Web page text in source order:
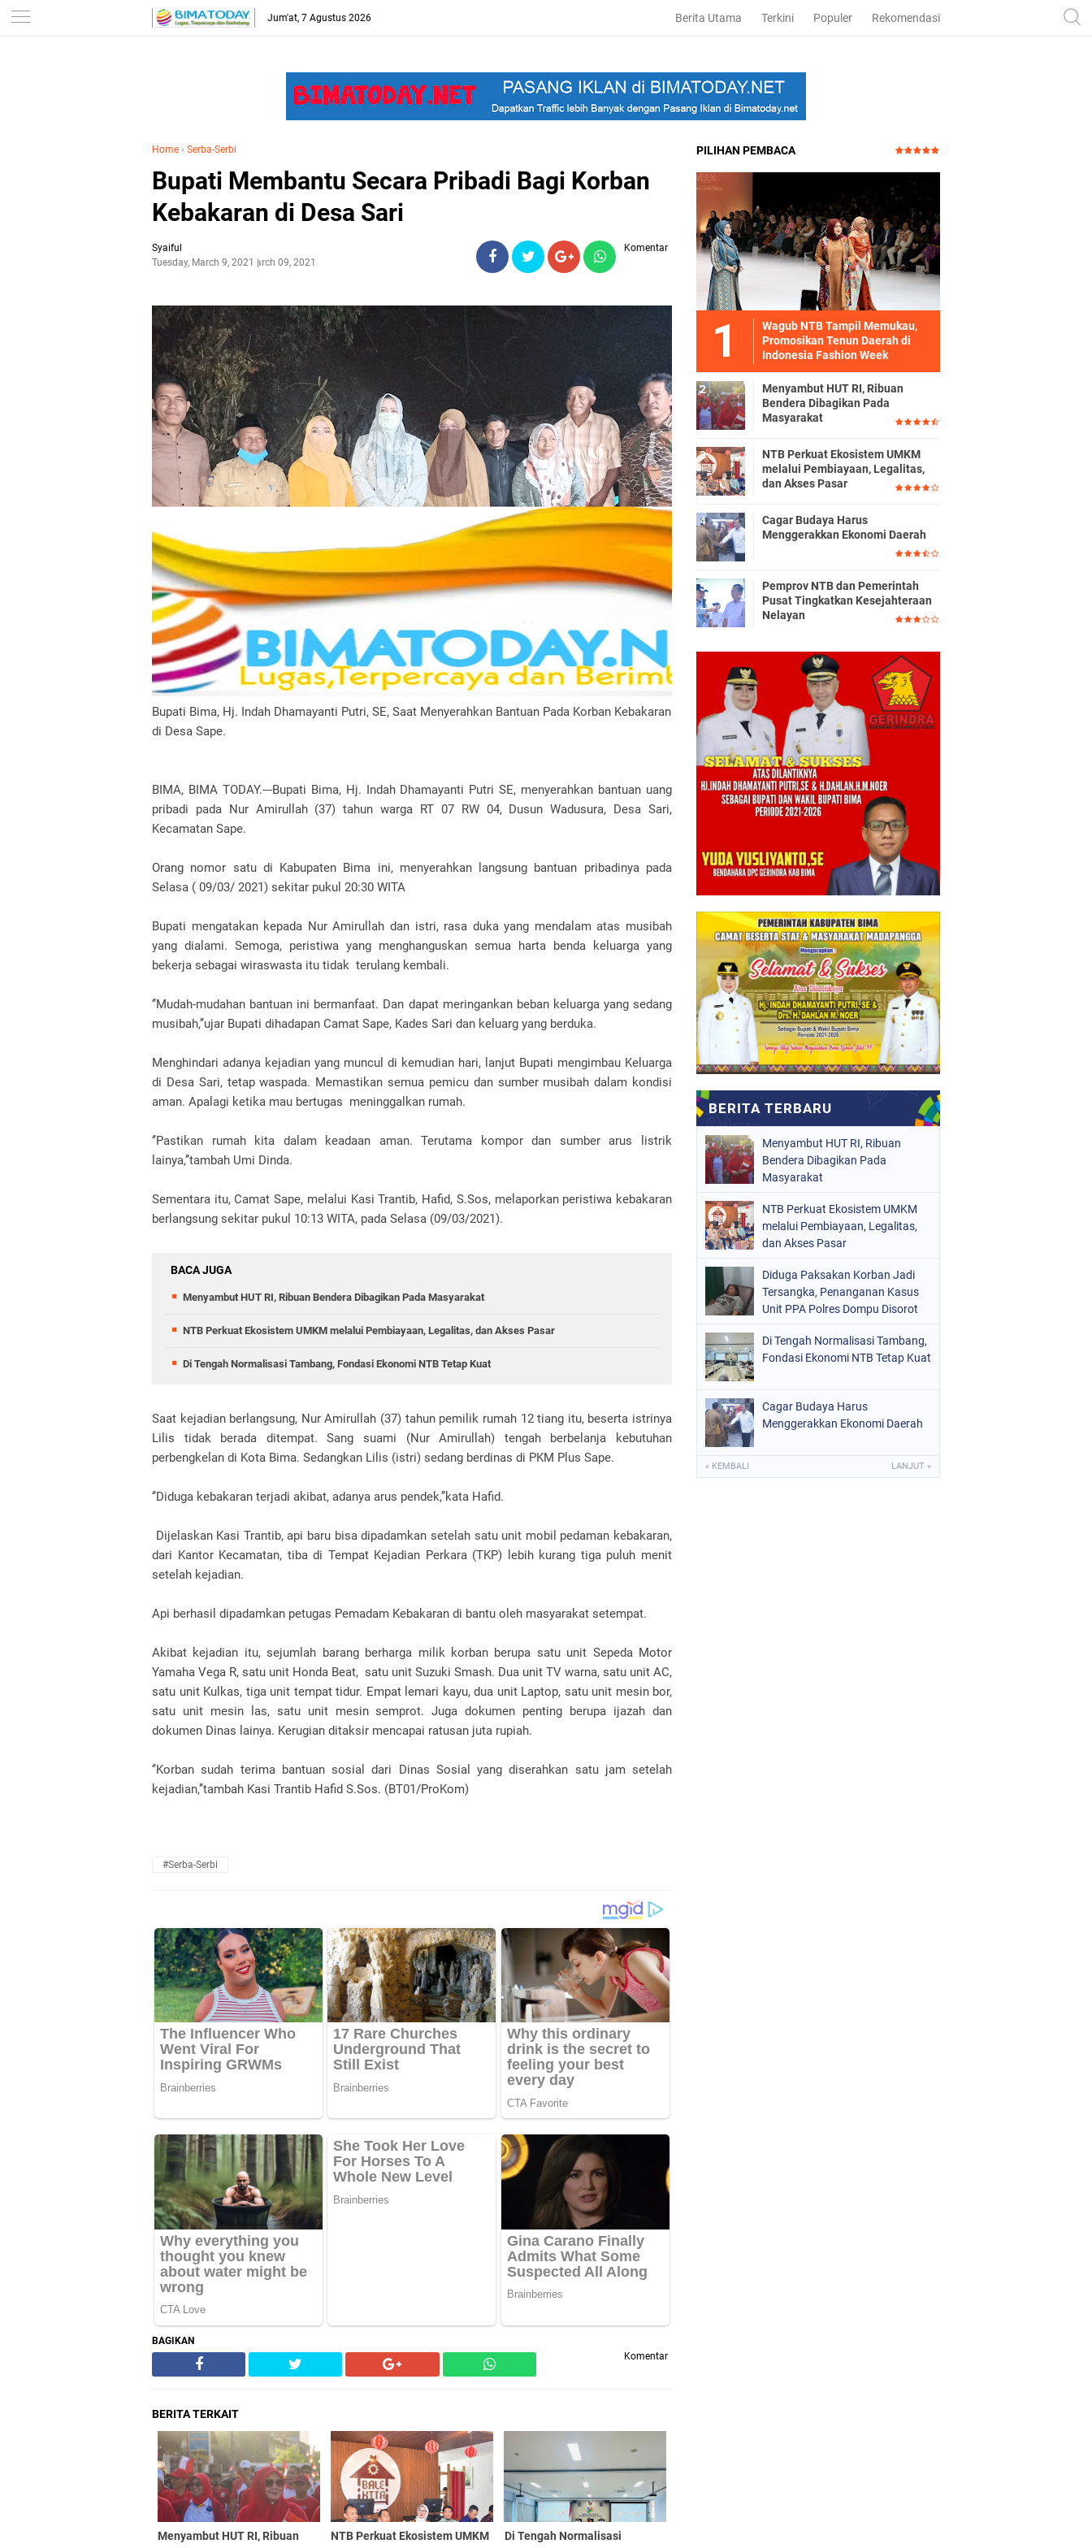
-->
Jum'at, 7 Agustus 2026 Berita Utama Terkini Populer Rekomendasi
Home › Serba-Serbi
Bupati Membantu Secara Pribadi Bagi Korban
Kebakaran di Desa Sari
Syaiful
Tuesday, March 9, 2021March 09, 2021
Komentar
Bupati Bima, Hj. Indah Dhamayanti Putri, SE, Saat Menyerahkan Bantuan Pada Korban Kebakaran
di Desa Sape.
BIMA, BIMA TODAY.---Bupati Bima, Hj. Indah Dhamayanti Putri SE, menyerahkan bantuan uang
pribadi pada Nur Amirullah (37) tahun warga RT 07 RW 04, Dusun Wadusura, Desa Sari,
Kecamatan Sape.
Orang nomor satu di Kabupaten Bima ini, menyerahkan langsung bantuan pribadinya pada
Selasa ( 09/03/ 2021) sekitar pukul 20:30 WITA
Bupati mengatakan kepada Nur Amirullah dan istri, rasa duka yang mendalam atas musibah
yang dialami. Semoga, peristiwa yang menghanguskan semua harta benda keluarga yang
bekerja sebagai wiraswasta itu tidak terulang kembali.
‘’Mudah-mudahan bantuan ini bermanfaat. Dan dapat meringankan beban keluarga yang sedang
musibah,’’ujar Bupati dihadapan Camat Sape, Kades Sari dan keluarg yang berduka.
Menghindari adanya kejadian yang muncul di kemudian hari, lanjut Bupati mengimbau Keluarga
di Desa Sari, tetap waspada. Memastikan semua pemicu dan sumber musibah dalam kondisi
aman. Apalagi ketika mau bertugas meninggalkan rumah.
‘’Pastikan rumah kita dalam keadaan aman. Terutama kompor dan sumber arus listrik
lainya,’’tambah Umi Dinda.
Sementara itu, Camat Sape, melalui Kasi Trantib, Hafid, S.Sos, melaporkan peristiwa kebakaran
berlangsung sekitar pukul 10:13 WITA, pada Selasa (09/03/2021).
BACA JUGA
Menyambut HUT RI, Ribuan Bendera Dibagikan Pada Masyarakat
NTB Perkuat Ekosistem UMKM melalui Pembiayaan, Legalitas, dan Akses Pasar
Di Tengah Normalisasi Tambang, Fondasi Ekonomi NTB Tetap Kuat
Saat kejadian berlangsung, Nur Amirullah (37) tahun pemilik rumah 12 tiang itu, beserta istrinya
Lilis tidak berada ditempat. Sang suami (Nur Amirullah) tengah berbelanja kebutuhan
perbengkelan di Kota Bima. Sedangkan Lilis (istri) sedang berdinas di PKM Plus Sape.
‘’Diduga kebakaran terjadi akibat, adanya arus pendek,’’kata Hafid.
Dijelaskan Kasi Trantib, api baru bisa dipadamkan setelah satu unit mobil pedaman kebakaran,
dari Kantor Kecamatan, tiba di Tempat Kejadian Perkara (TKP) lebih kurang tiga puluh menit
setelah kejadian.
Api berhasil dipadamkan petugas Pemadam Kebakaran di bantu oleh masyarakat setempat.
Akibat kejadian itu, sejumlah barang berharga milik korban berupa satu unit Sepeda Motor
Yamaha Vega R, satu unit Honda Beat, satu unit Suzuki Smash. Dua unit TV warna, satu unit AC,
satu unit Kulkas, tiga unit tempat tidur. Empat lemari kayu, dua unit Laptop, satu unit mesin bor,
satu unit mesin las, satu unit mesin semprot. Juga dokumen penting berupa ijazah dan
dokumen Dinas lainya. Kerugian ditaksir mencapai ratusan juta rupiah.
‘’Korban sudah terima bantuan sosial dari Dinas Sosial yang diserahkan satu jam setelah
kejadian,’’tambah Kasi Trantib Hafid S.Sos. (BT01/ProKom)
#Serba-Serbi
BAGIKAN
Komentar
BERITA TERKAIT
Menyambut HUT RI, Ribuan
NTB Perkuat Ekosistem UMKM
Di Tengah Normalisasi
PILIHAN PEMBACA
Wagub NTB Tampil Memukau,
Promosikan Tenun Daerah di
Indonesia Fashion Week
Menyambut HUT RI, Ribuan
Bendera Dibagikan Pada
Masyarakat
NTB Perkuat Ekosistem UMKM
melalui Pembiayaan, Legalitas,
dan Akses Pasar
Cagar Budaya Harus
Menggerakkan Ekonomi Daerah
Pemprov NTB dan Pemerintah
Pusat Tingkatkan Kesejahteraan
Nelayan
Menyambut HUT RI, Ribuan
Bendera Dibagikan Pada
Masyarakat
NTB Perkuat Ekosistem UMKM
melalui Pembiayaan, Legalitas,
dan Akses Pasar
Diduga Paksakan Korban Jadi
Tersangka, Penanganan Kasus
Unit PPA Polres Dompu Disorot
Di Tengah Normalisasi Tambang,
Fondasi Ekonomi NTB Tetap Kuat
Cagar Budaya Harus
Menggerakkan Ekonomi Daerah
« KEMBALI LANJUT »